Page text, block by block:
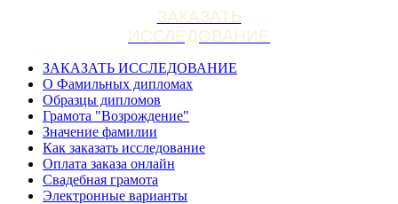
ЗАКАЗАТЬ
ИССЛЕДОВАНИЕ
ЗАКАЗАТЬ ИССЛЕДОВАНИЕ
О Фамильных дипломах
Образцы дипломов
Грамота "Возрождение"
Значение фамилии
Как заказать исследование
Оплата заказа онлайн
Свадебная грамота
Электронные варианты